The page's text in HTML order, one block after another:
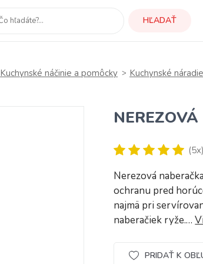
HĽADAŤ
Kuchynské náčinie a pomôcky Kuchynské náradie
(5x)
Nerezová
ochranu pred
najmä pri
naberačiek ryže.…
PRIDAŤ K